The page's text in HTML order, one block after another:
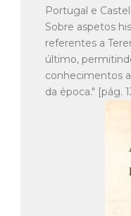
Portugal e
Sobre aspetos
referentes a
último,
conhecimentos
da época." [pág.